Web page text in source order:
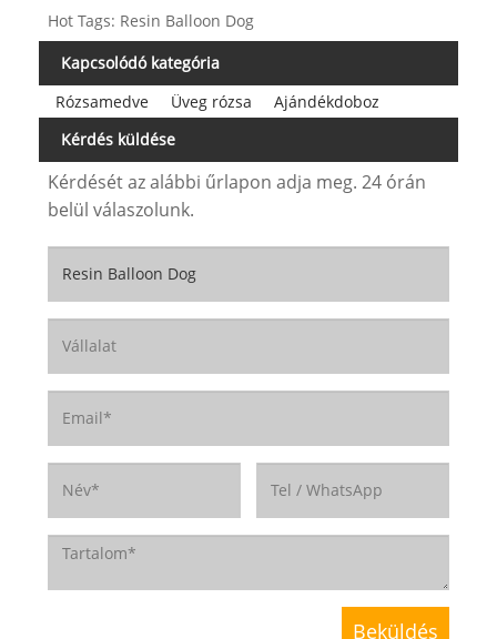
Hot Tags: Resin Balloon Dog
Kapcsolódó kategória
Rózsamedve
Üveg rózsa
Ajándékdoboz
Kérdés küldése
Kérdését az alábbi űrlapon adja meg. 24 órán
belül válaszolunk.